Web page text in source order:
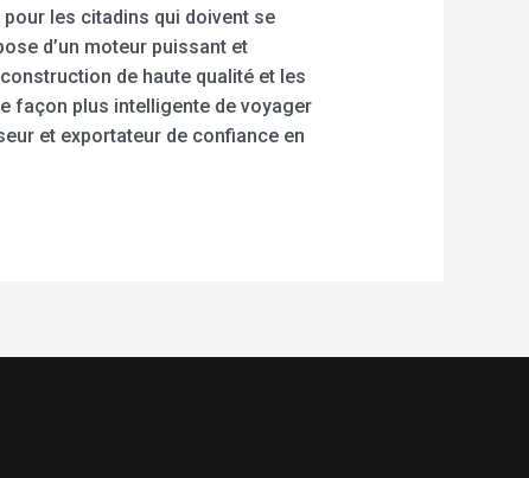
les citadins qui doivent se
d’un moteur puissant et
de haute qualité et les
façon plus intelligente de voyager
et exportateur de confiance en